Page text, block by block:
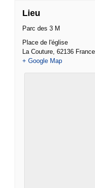
Lieu
Parc des 3 M
Place de l'église
La Couture, 62136 France
+ Google Map